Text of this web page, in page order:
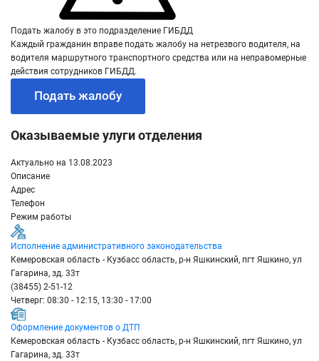
Подать жалобу в это подразделение ГИБДД
Каждый гражданин вправе подать жалобу на нетрезвого водителя, на
водителя маршрутного транспортного средства или на неправомерные
действия сотрудников ГИБДД.
Подать жалобу
Оказываемые улуги отделения
Актуально на 13.08.2023
Описание
Адрес
Телефон
Режим работы
Исполнение административного законодательства
Кемеровская область - Кузбасс область, р-н Яшкинский, пгт Яшкино, ул
Гагарина, зд. 33т
(38455) 2-51-12
Четверг: 08:30 - 12:15, 13:30 - 17:00
Оформление документов о ДТП
Кемеровская область - Кузбасс область, р-н Яшкинский, пгт Яшкино, ул
Гагарина, зд. 33т